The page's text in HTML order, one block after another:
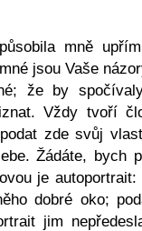
mně
jsou Vaše
že by
Vždy tvoří
zde svůj
Žádáte, bych
je autoportrait:
dobré oko;
jim